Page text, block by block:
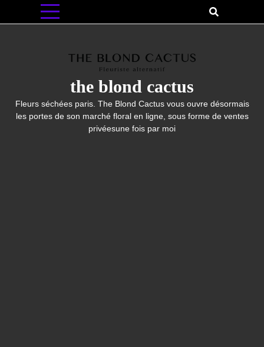
the blond cactus
Fleurs séchées paris. The Blond Cactus vous ouvre désormais
les portes de son marché floral en ligne, sous forme de ventes
privéesune fois par moi